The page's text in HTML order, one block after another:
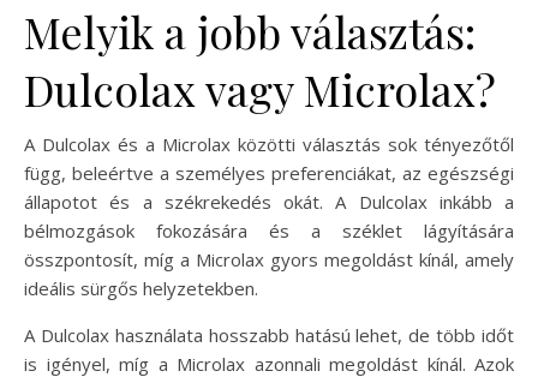
Melyik a jobb választás:
Dulcolax vagy Microlax?
A Dulcolax és a Microlax közötti választás sok tényezőtől
függ, beleértve a személyes preferenciákat, az egészségi
állapotot és a székrekedés okát. A Dulcolax inkább a
bélmozgások fokozására és a széklet lágyítására
összpontosít, míg a Microlax gyors megoldást kínál, amely
ideális sürgős helyzetekben.
A Dulcolax használata hosszabb hatású lehet, de több időt
is igényel, míg a Microlax azonnali megoldást kínál. Azok